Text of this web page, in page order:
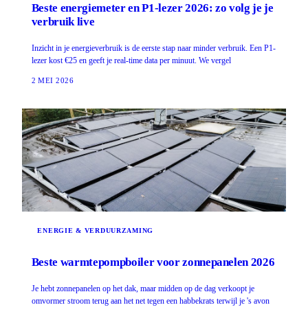
Beste energiemeter en P1-lezer 2026: zo volg je je
verbruik live
Inzicht in je energieverbruik is de eerste stap naar minder verbruik. Een P1-
lezer kost €25 en geeft je real-time data per minuut. We vergel
2 MEI 2026
ENERGIE & VERDUURZAMING
Beste warmtepompboiler voor zonnepanelen 2026
Je hebt zonnepanelen op het dak, maar midden op de dag verkoopt je
omvormer stroom terug aan het net tegen een habbekrats terwijl je 's avon